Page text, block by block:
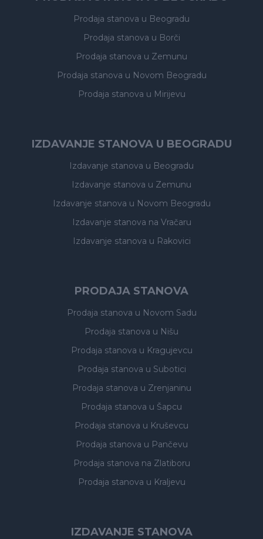
Prodaja stanova u Beogradu
Prodaja stanova u Borči
Prodaja stanova u Zemunu
Prodaja stanova u Novom Beogradu
Prodaja stanova u Mirijevu
IZDAVANJE STANOVA U BEOGRADU
Izdavanje stanova u Beogradu
Izdavanje stanova u Zemunu
Izdavanje stanova u Novom Beogradu
Izdavanje stanova na Vračaru
Izdavanje stanova u Rakovici
PRODAJA STANOVA
Prodaja stanova u Novom Sadu
Prodaja stanova u Nišu
Prodaja stanova u Kragujevcu
Prodaja stanova u Subotici
Prodaja stanova u Zrenjaninu
Prodaja stanova u Šapcu
Prodaja stanova u Kruševcu
Prodaja stanova u Pančevu
Prodaja stanova na Zlatiboru
Prodaja stanova u Kraljevu
IZDAVANJE STANOVA